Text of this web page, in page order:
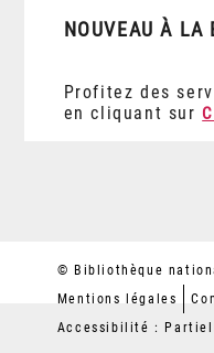
NOUVEAU À LA
Profitez des
en cliquant sur
© Bibliothèque
Mentions légales
Accessibilité :